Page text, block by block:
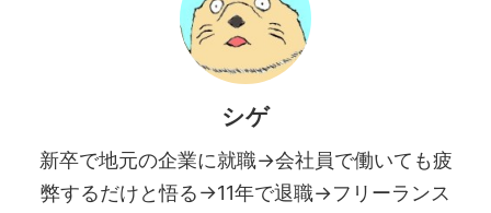
シゲ
新卒で地元の企業に就職→会社員で働いても疲
弊するだけと悟る→11年で退職→フリーランス